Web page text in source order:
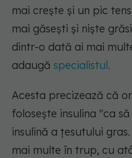
mai crește și un pic
mai găsești și niște
dintr-o dată ai mai
adaugă specialistul.
Acesta precizează că
folosește insulina "ca
insulină a țesutului
mai multe în trup, cu